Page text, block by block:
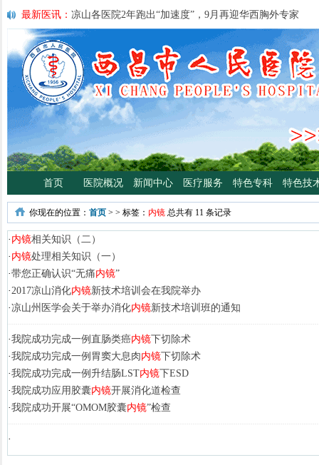
最新医讯： 凉山各医院2年跑出“加速度”，9月再迎华西胸外专家
最新医讯：紧急通知
最新医讯：好消息！四川大学华西医院泌尿外科专家魏强教授来院
最新医讯：西昌市人民总医院携手省科学普及专委会开展卫生下乡
宣传活动
最新医讯：西昌市人民医院耳鼻咽喉头颈外科将于3月3日开展“全国
日”义诊活动
最新医讯： 重磅消息！2月21日起，四川大学华西医院泌尿外科魏强
将定期到西昌市人民医院开展门诊、手术
最新医讯：西昌市人民医院胃肠肿瘤专病门诊开诊！
最新医讯：西昌市人民医院开展日间蓝光治疗门诊 轻度“小黄人”，
分离、不住院就能照蓝光啦！
最新医讯：好消息！西昌市人民医院高压氧舱运行啦
最新医讯：【义诊预告】西昌市人民医院大型义诊活动，5月7日约
啦！
首页 医院概况 新闻中心 医疗服务 特色专科 特色技
你现在的位置： 首页 > > 标签： 内镜 总共有 11 条记录
· 内镜相关知识（二）
· 内镜处理相关知识（一）
·带您正确认识“无痛内镜”
·2017凉山消化内镜新技术培训会在我院举办
·凉山州医学会关于举办消化内镜新技术培训班的通知
·我院成功完成一例直肠类癌内镜下切除术
·我院成功完成一例胃窦大息肉内镜下切除术
·我院成功完成一例升结肠LST内镜下ESD
·我院成功应用胶囊内镜开展消化道检查
·我院成功开展“OMOM胶囊内镜”检查
·